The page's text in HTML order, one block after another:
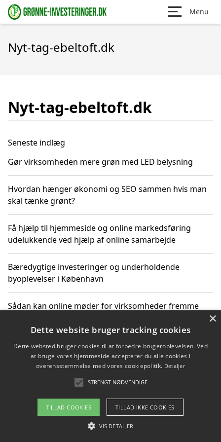
Menu
Nyt-tag-ebeltoft.dk
Nyt-tag-ebeltoft.dk
Seneste indlæg
Gør virksomheden mere grøn med LED belysning
Hvordan hænger økonomi og SEO sammen hvis man
skal tænke grønt?
Få hjælp til hjemmeside og online markedsføring
udelukkende ved hjælp af online samarbejde
Bæredygtige investeringer og underholdende
byoplevelser i København
Sådan kan online møder for virksomheder fremme
Copyright 2026 - Pilanto Aps
Om / kontakt
×
Dette website bruger tracking cookies
Dette websted bruger cookies til at forbedre brugeroplevelsen. Ved
at bruge vores hjemmeside accepterer du alle cookies i
overensstemmelse med vores cookiepolitik. Detaljer
STRENGT NØDVENDIGE
TILLAD COOKIES TILLAD IKKE COOKIES
VIS DETALJER